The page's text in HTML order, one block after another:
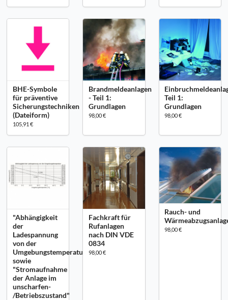
BHE-Symbole
für präventive
Sicherungstechniken
(Dateiform)
105,91 €
Brandmeldeanlagen
- Teil 1:
Grundlagen
98,00 €
Teil 1:
Grundlagen
98,00 €
"Abhängigkeit
der
Ladespannung
von der
Umgebungstemperatur"
sowie
"Stromaufnahme
der Anlage im
unscharfen-
/Betriebszustand"
Fachkraft für
Rufanlagen
nach DIN VDE
0834
98,00 €
Rauch- und
98,00 €